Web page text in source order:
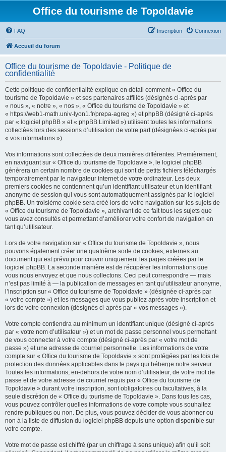
Office du tourisme de Topoldavie
FAQ Connexion
Inscription
Accueil du forum
Office du tourisme de Topoldavie - Politique de
confidentialité
Cette politique de confidentialité explique en détail comment « Office du
tourisme de Topoldavie » et ses partenaires affiliés (désignés ci-après par
« nous », « notre », « nos », « Office du tourisme de Topoldavie » et
« https://web1-math.univ-lyon1.fr/prepa-agreg ») et phpBB (désigné ci-après
par « logiciel phpBB » et « phpBB Limited ») utilisent toutes les informations
collectées lors des sessions d’utilisation de votre part (désignées ci-après par
« vos informations »).
Vos informations sont collectées de deux manières différentes. Premièrement,
en naviguant sur « Office du tourisme de Topoldavie », le logiciel phpBB
génèrera un certain nombre de cookies qui sont de petits fichiers téléchargés
temporairement par le navigateur internet de votre ordinateur. Les deux
premiers cookies ne contiennent qu’un identifiant utilisateur et un identifiant
anonyme de session qui vous sont automatiquement assignés par le logiciel
phpBB. Un troisième cookie sera créé lors de votre navigation sur les sujets de
« Office du tourisme de Topoldavie », archivant de ce fait tous les sujets que
vous avez consultés et permettant d’améliorer votre confort de navigation en
tant qu’utilisateur.
Lors de votre navigation sur « Office du tourisme de Topoldavie », nous
pouvons également créer une quatrième sorte de cookies, externes au
document qui est prévu pour couvrir uniquement les pages créées par le
logiciel phpBB. La seconde manière est de récupérer les informations que
vous nous envoyez et que nous collectons. Ceci peut correspondre — mais
n’est pas limité à — la publication de messages en tant qu’utilisateur anonyme,
l’inscription sur « Office du tourisme de Topoldavie » (désignée ci-après par
« votre compte ») et les messages que vous publiez après votre inscription et
lors de votre connexion (désignés ci-après par « vos messages »).
Votre compte contiendra au minimum un identifiant unique (désigné ci-après
par « votre nom d’utilisateur ») et un mot de passe personnel vous permettant
de vous connecter à votre compte (désigné ci-après par « votre mot de
passe ») et une adresse de courriel personnelle. Les informations de votre
compte sur « Office du tourisme de Topoldavie » sont protégées par les lois de
protection des données applicables dans le pays qui héberge notre serveur.
Toutes les informations, en-dehors de votre nom d’utilisateur, de votre mot de
passe et de votre adresse de courriel requis par « Office du tourisme de
Topoldavie » durant votre inscription, sont obligatoires ou facultatives, à la
seule discrétion de « Office du tourisme de Topoldavie ». Dans tous les cas,
vous pouvez contrôler quelles informations de votre compte vous souhaitez
rendre publiques ou non. De plus, vous pouvez décider de vous abonner ou
non à la liste de diffusion du logiciel phpBB depuis une option disponible sur
votre compte.
Votre mot de passe est chiffré (par un chiffrage à sens unique) afin qu’il soit